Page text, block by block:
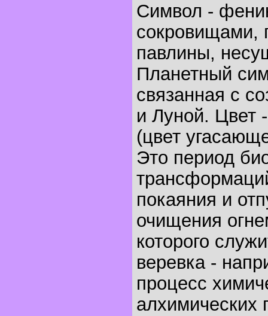
Символ -
сокровищами,
павлины,
Планетный
связанная с
и Луной. Цвет
(цвет
Это период
покаяния и
очищения
которого
веревка -
процесс
алхимических